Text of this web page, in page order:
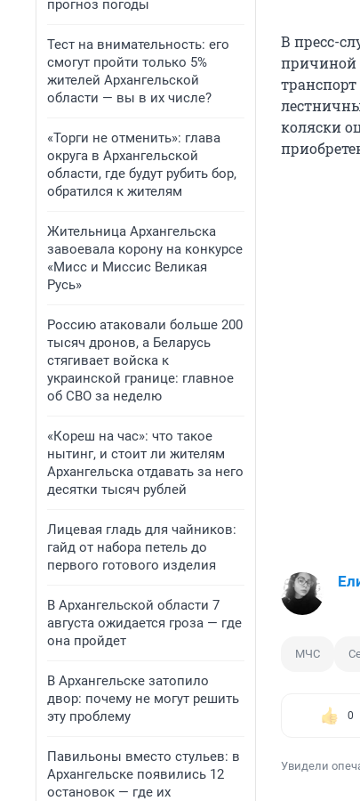
прогноз погоды
Тест на внимательность: его
смогут пройти только 5%
жителей Архангельской
области — вы в их числе?
«Торги не отменить»: глава
округа в Архангельской
области, где будут рубить бор,
обратился к жителям
Жительница Архангельска
завоевала корону на конкурсе
«Мисс и Миссис Великая
Русь»
Россию атаковали больше 200
тысяч дронов, а Беларусь
стягивает войска к
украинской границе: главное
об СВО за неделю
«Кореш на час»: что такое
нытинг, и стоит ли жителям
Архангельска отдавать за него
десятки тысяч рублей
Лицевая гладь для чайников:
гайд от набора петель до
первого готового изделия
В Архангельской области 7
августа ожидается гроза — где
она пройдет
В Архангельске затопило
двор: почему не могут решить
эту проблему
Павильоны вместо стульев: в
Архангельске появились 12
остановок — где их
В пресс-
причиной
коляски
МЧС
0
Увидели